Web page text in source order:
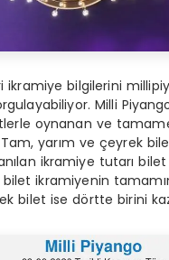
ikramiye bilgilerini
Milli
oynanan ve
yarım ve çeyrek
ikramiye tutarı
ikramiyenin
bilet ise dörtte birini